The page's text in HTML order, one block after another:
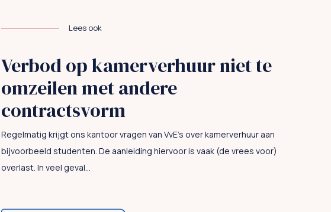
Lees ook
Verbod op kamerverhuur niet te
omzeilen met andere
contractsvorm
Regelmatig krijgt ons kantoor vragen van VvE’s over kamerverhuur aan
bijvoorbeeld studenten. De aanleiding hiervoor is vaak (de vrees voor)
overlast. In veel geval...